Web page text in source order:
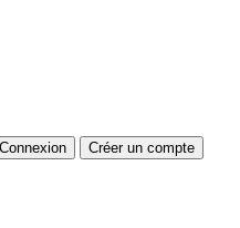
Connexion Créer un compte